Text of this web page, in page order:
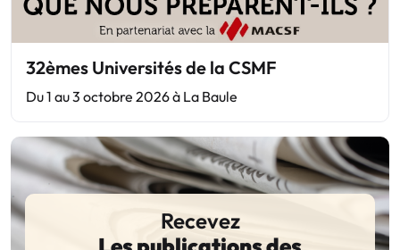
32èmes Universités de la CSMF
Du 1 au 3 octobre 2026 à La Baule
Recevez